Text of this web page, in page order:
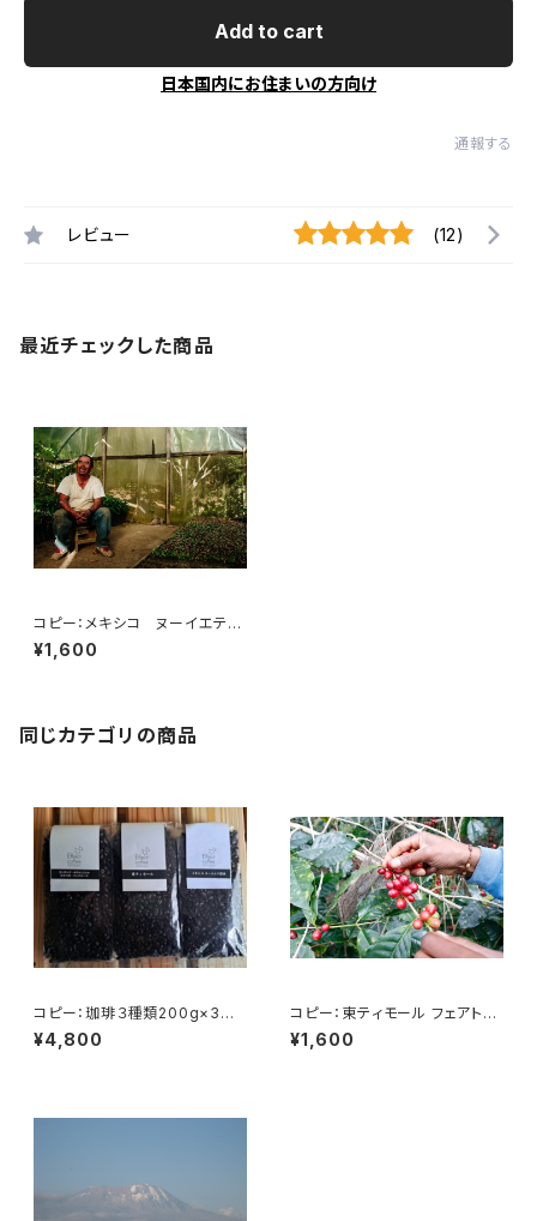
Add to cart
日本国内にお住まいの方向け
通報する
レビュー (12)
最近チェックした商品
コピー：メキシコ ヌーイエテ農
園 200g
¥1,600
同じカテゴリの商品
コピー：珈琲３種類200g×3
タンザニアルカ二村・東ティモー
ル・メキシコ
¥4,800
コピー：東ティモール フェアトレ
ードオーガニック 200g
¥1,600